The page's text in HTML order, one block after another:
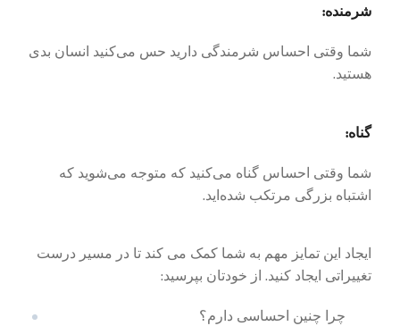
شرمنده:
شما وقتی احساس شرمندگی دارید حس می‌کنید انسان بدی
هستید.
گناه:
شما وقتی احساس گناه می‌کنید که متوجه می‌شوید که
اشتباه بزرگی مرتکب شده‌اید.
ایجاد این تمایز مهم به شما کمک می کند تا در مسیر درست
تغییراتی ایجاد کنید. از خودتان بپرسید:
چرا چنین احساسی دارم؟